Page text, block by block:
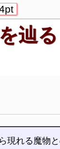
辿る
現れる魔物